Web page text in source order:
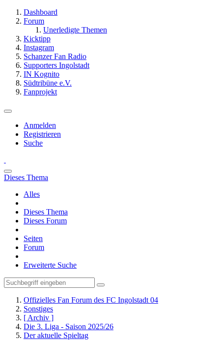
Dashboard
Forum
Unerledigte Themen
Kicktipp
Instagram
Schanzer Fan Radio
Supporters Ingolstadt
IN Kognito
Südtribüne e.V.
Fanprojekt
Anmelden
Registrieren
Suche
Dieses Thema
Alles
Dieses Thema
Dieses Forum
Seiten
Forum
Erweiterte Suche
Offizielles Fan Forum des FC Ingolstadt 04
Sonstiges
[ Archiv ]
Die 3. Liga - Saison 2025/26
Der aktuelle Spieltag